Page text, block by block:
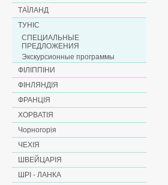
ТАЇЛАНД
ТУНІС
СПЕЦИАЛЬНЫЕ
ПРЕДЛОЖЕНИЯ
Экскурсионные программы
ФІЛІППІНИ
ФІНЛЯНДІЯ
ФРАНЦІЯ
ХОРВАТІЯ
Чорногорія
ЧЕХІЯ
ШВЕЙЦАРІЯ
ШРІ - ЛАНКА